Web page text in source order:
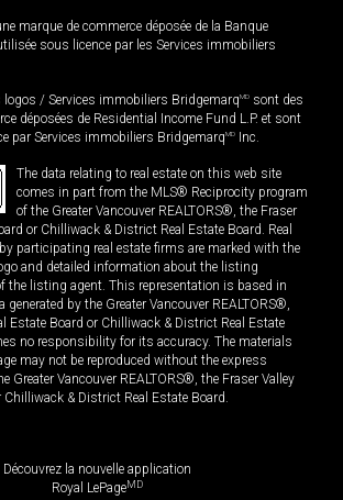
marque de commerce déposée de la Banque
sous licence par les Services immobiliers
logos / Services immobiliers BridgemarqMD sont des
déposées de Residential Income Fund L.P. et sont
par Services immobiliers BridgemarqMD Inc.
The data relating to real estate on this web site
comes in part from the MLS® Reciprocity program
of the Greater Vancouver REALTORS®, the Fraser
or Chilliwack & District Real Estate Board. Real
participating real estate firms are marked with the
and detailed information about the listing
the listing agent. This representation is based in
generated by the Greater Vancouver REALTORS®,
Estate Board or Chilliwack & District Real Estate
no responsibility for its accuracy. The materials
may not be reproduced without the express
Greater Vancouver REALTORS®, the Fraser Valley
Chilliwack & District Real Estate Board.
Découvrez la nouvelle application
Royal LePageMD